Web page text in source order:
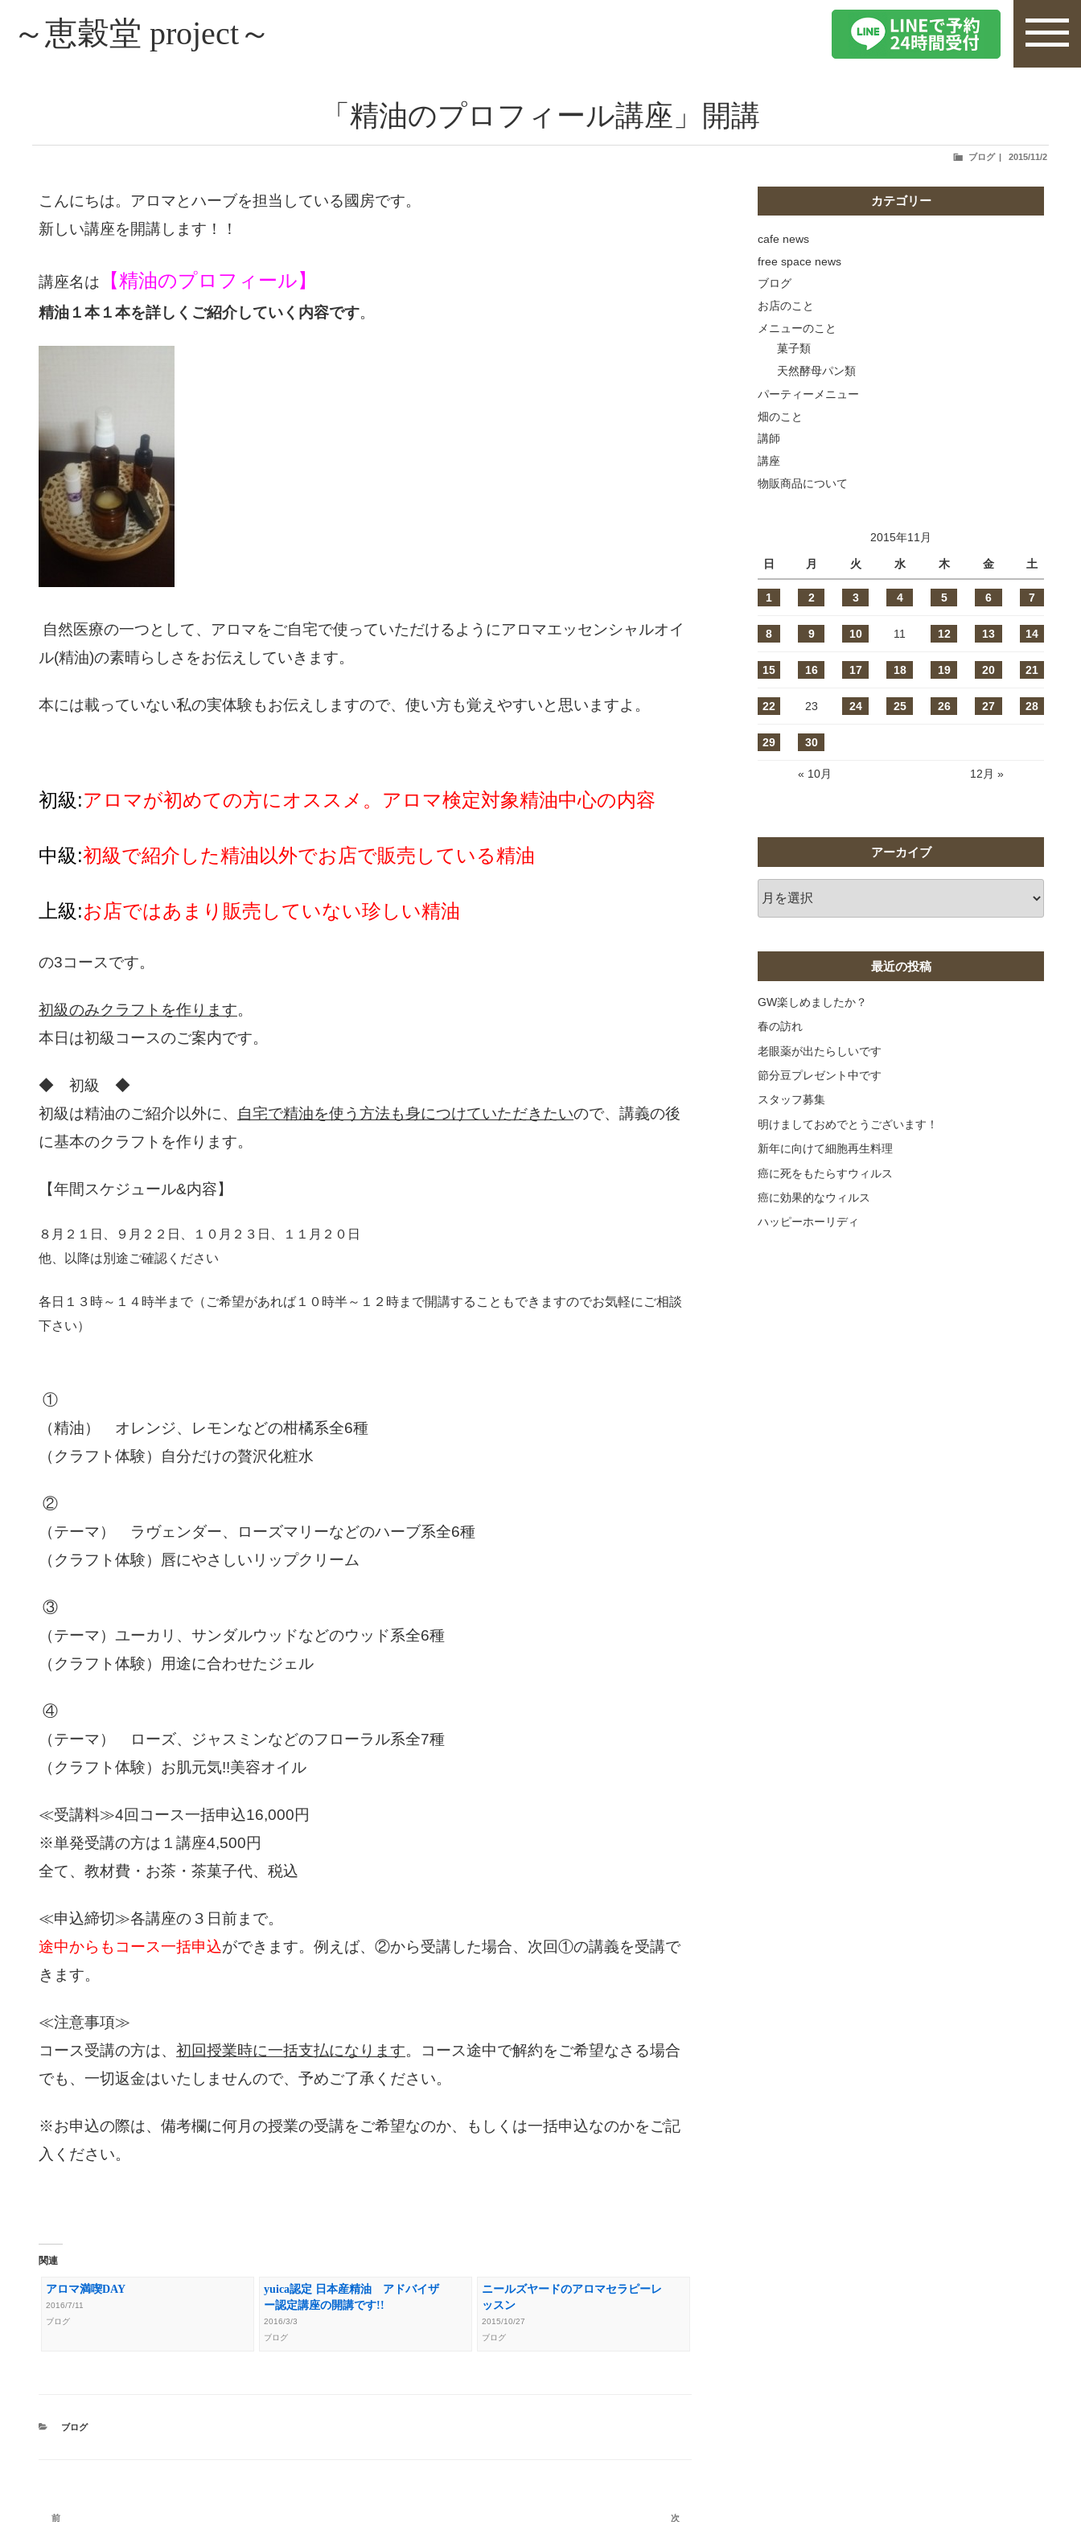
～恵穀堂 project～
「精油のプロフィール講座」開講
ブログ
投
2015/11/2
こんにちは。アロマとハーブを担当している國房です。
新しい講座を開講します！！
講座名は 【精油のプロフィール】
精油１本１本を詳しくご紹介していく内容です。
自然医療の一つとして、アロマをご自宅で使っていただけるようにアロマエッセンシャルオイ
ル(精油)の素晴らしさをお伝えしていきます。
本には載っていない私の実体験もお伝えしますので、 使い方も覚えやすいと思いますよ。
初級:アロマが初めての方にオススメ。アロマ検定対象精油中心の内容
中級:初級で紹介した精油以外でお店で販売している精油
上級:お店ではあまり販売していない珍しい精油
の3コースです。
初級のみクラフトを作ります。
本日は初級コースのご案内です。
◆ 初級 ◆
初級は精油のご紹介以外に、 自宅で精油を使う方法も身につけていただきたいので、 講義の後
に基本のクラフトを作ります。
【年間スケジュール&内容】
８月２１日、９月２２日、１０月２３日、１１月２０日
他、以降は別途ご確認ください
各日１３時～１４時半まで（ご希望があれば１０時半～１２時まで開講することもできますのでお気軽にご相談
下さい）
①
（精油） オレンジ、レモンなどの柑橘系全6種
（クラフト体験）自分だけの贅沢化粧水
②
（テーマ） ラヴェンダー、ローズマリーなどのハーブ系全6種
（クラフト体験）唇にやさしいリップクリーム
③
（テーマ）ユーカリ、サンダルウッドなどのウッド系全6種
（クラフト体験）用途に合わせたジェル
④
（テーマ） ローズ、ジャスミンなどのフローラル系全7種
（クラフト体験）お肌元気!!美容オイル
≪受講料≫4回コース一括申込16,000円
※単発受講の方は１講座4,500円
全て、教材費・お茶・茶菓子代、税込
≪申込締切≫各講座の３日前まで。
途中からもコース一括申込ができます。例えば、②から受講した場合、次回①の講義を受講で
きます。
≪注意事項≫
コース受講の方は、 初回授業時に一括支払になります。コース途中で解約をご希望なさる場合
でも、一切返金はいたしませんので、予めご了承ください。
※お申込の際は、備考欄に何月の授業の受講をご希望なのか、もしくは一括申込なのかをご記
入ください。
関連
アロマ満喫DAY
2016/7/11
ブログ
yuica認定 日本産精油 アドバイザ
ー認定講座の開講です!!
2016/3/3
ブログ
ニールズヤードのアロマセラピーレ
ッスン
2015/10/27
ブログ
カ
ブログ
投
前 次
カテゴリー
cafe news
free space news
ブログ
お店のこと
メニューのこと
菓子類
天然酵母パン類
パーティーメニュー
畑のこと
講師
講座
物販商品について
2015年11月
日 月 火 水 木 金 土
1 2 3 4 5 6 7
8 9 10 11 12 13 14
15 16 17 18 19 20 21
22 23 24 25 26 27 28
29 30
« 10月 12月 »
アーカイブ
ー
最近の投稿
GW楽しめましたか？
春の訪れ
老眼薬が出たらしいです
節分豆プレゼント中です
スタッフ募集
明けましておめでとうございます！
新年に向けて細胞再生料理
癌に死をもたらすウィルス
癌に効果的なウィルス
ハッピーホーリディ